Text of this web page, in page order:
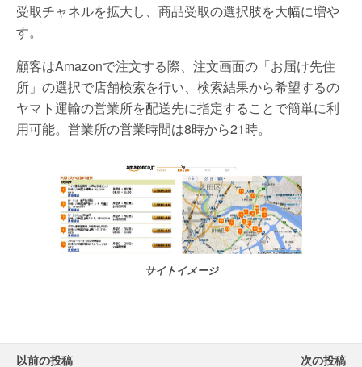
受取チャネルを拡大し、商品受取の選択肢を大幅に増や
す。
顧客はAmazonで注文する際、注文画面の「お届け先住
所」の選択で店舗検索を行い、検索結果から希望するの
ヤマト運輸の営業所を配送先に指定することで簡単に利
用可能。営業所の営業時間は8時から21時。
サイトイメージ
以前の投稿 次の投稿